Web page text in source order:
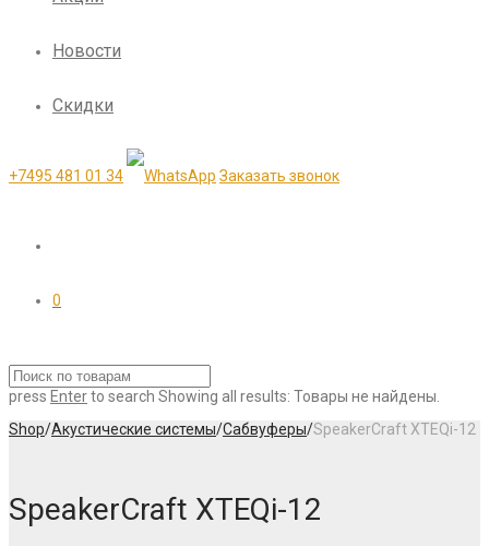
Новости
Скидки
+7495 481 01 34 Заказать звонок
0
press Enterto search Showing all results: Товары не найдены.
Shop/Акустические системы/Сабвуферы/SpeakerCraft XTEQi-12
SpeakerCraft XTEQi-12